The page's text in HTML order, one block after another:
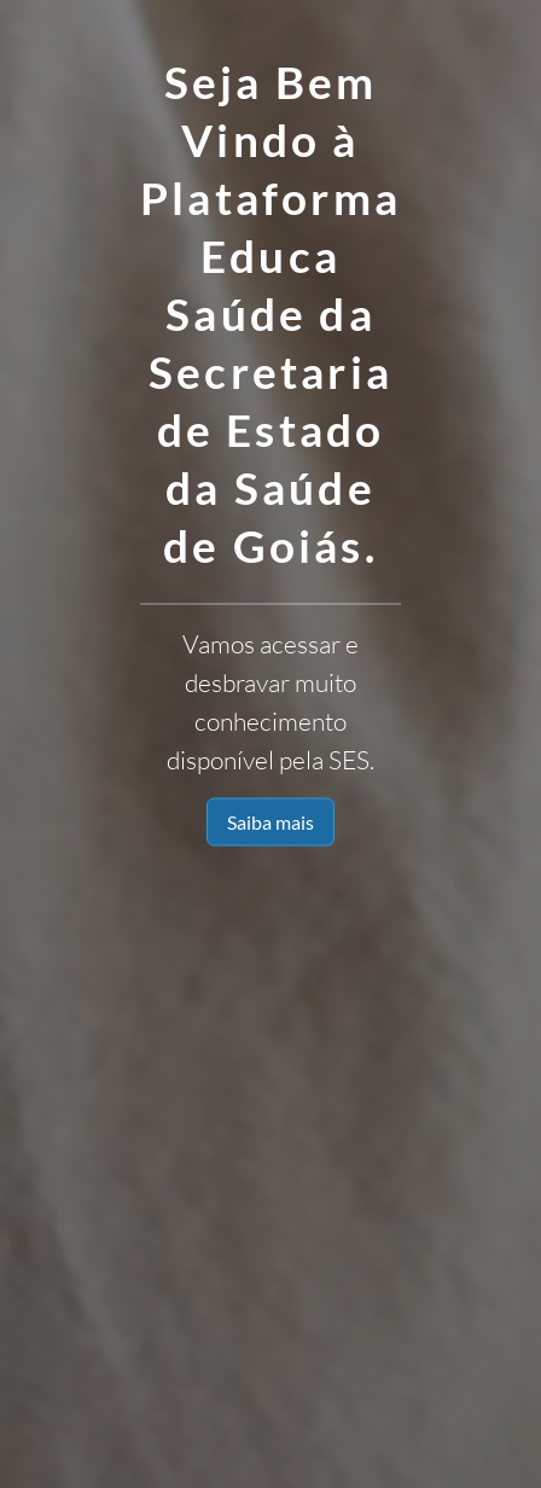
Seja Bem
Vindo à
Plataforma
Educa
Saúde da
Secretaria
de Estado
da Saúde
de Goiás.
Vamos acessar e
desbravar muito
conhecimento
disponível pela SES.
Saiba mais